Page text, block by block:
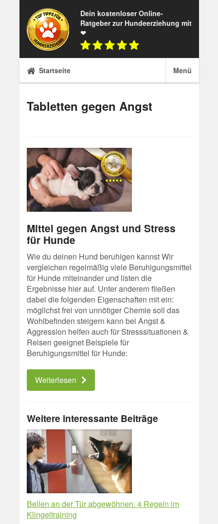
content
Dein kostenloser Online-
Ratgeber zur Hundeerziehung mit
❤
Startseite Menü
Tabletten gegen Angst
Mittel gegen Angst und Stress
für Hunde
Wie du deinen Hund beruhigen kannst Wir
vergleichen regelmäßig viele Beruhigungsmittel
für Hunde miteinander und listen die
Ergebnisse hier auf. Unter anderem fließen
dabei die folgenden Eigenschaften mit ein:
möglichst frei von unnötiger Chemie soll das
Wohlbefinden steigern kann bei Angst &
Aggression helfen auch für Stresssituationen &
Reisen geeignet Beispiele für
Beruhigungsmittel für Hunde:
Weiterlesen
Weitere interessante Beiträge
Bellen an der Tür abgewöhnen: 4 Regeln im
Klingeltraining